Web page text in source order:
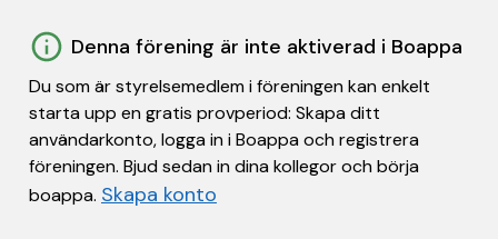
Denna förening är inte aktiverad i Boappa
Du som är styrelsemedlem i föreningen kan enkelt
starta upp en gratis provperiod: Skapa ditt
användarkonto, logga in i Boappa och registrera
föreningen. Bjud sedan in dina kollegor och börja
boappa. Skapa konto